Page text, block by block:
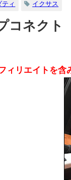
ティ イクサス
コネクト
ィリエイトを含